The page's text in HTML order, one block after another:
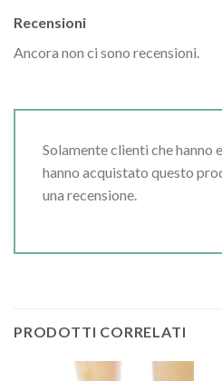
Recensioni
Ancora non ci sono recensioni.
Solamente clienti che hanno
hanno acquistato questo
una recensione.
PRODOTTI CORRELATI